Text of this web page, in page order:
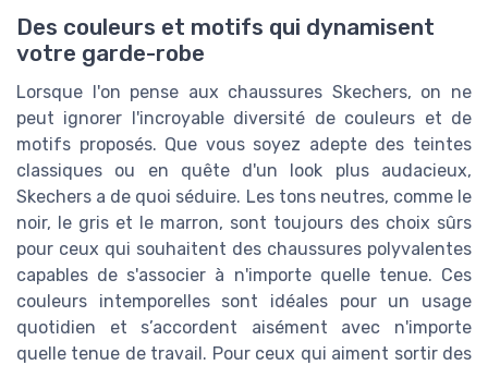
Des couleurs et motifs qui dynamisent
votre garde-robe
Lorsque l'on pense aux chaussures Skechers, on ne
peut ignorer l'incroyable diversité de couleurs et de
motifs proposés. Que vous soyez adepte des teintes
classiques ou en quête d'un look plus audacieux,
Skechers a de quoi séduire. Les tons neutres, comme le
noir, le gris et le marron, sont toujours des choix sûrs
pour ceux qui souhaitent des chaussures polyvalentes
capables de s'associer à n'importe quelle tenue. Ces
couleurs intemporelles sont idéales pour un usage
quotidien et s’accordent aisément avec n'importe
quelle tenue de travail. Pour ceux qui aiment sortir des